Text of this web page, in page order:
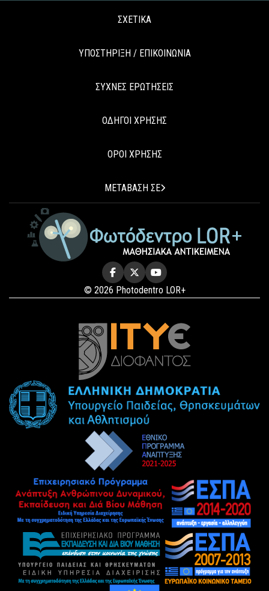
ΣΧΕΤΙΚΑ
ΥΠΟΣΤΗΡΙΞΗ / ΕΠΙΚΟΙΝΩΝΙΑ
ΣΥΧΝΕΣ ΕΡΩΤΗΣΕΙΣ
ΟΔΗΓΟΙ ΧΡΗΣΗΣ
ΟΡΟΙ ΧΡΗΣΗΣ
ΜΕΤΑΒΑΣΗ ΣΕ
© 2026 Photodentro LOR+